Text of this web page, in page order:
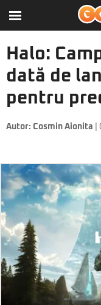
Halo:
dată de
pentru
Autor: Cosmin Aionita